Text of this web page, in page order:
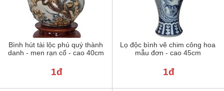
Bình hút tài lộc phú quý thành
danh - men rạn cổ - cao 40cm
1đ
Lọ độc bình vẽ chim công hoa
mẫu đơn - cao 45cm
1đ